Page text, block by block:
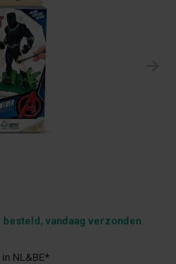
besteld, vandaag verzonden
NL&BE*